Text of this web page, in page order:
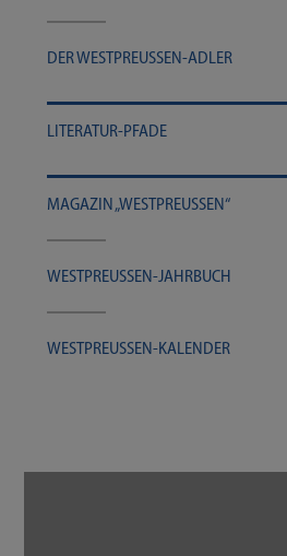
DER WESTPREUSSEN-​​​ADLER
LITERATUR-​​​PFADE
MAGA­ZIN „WEST­PREU­SSEN“
WESTPREUSSEN-​​​JAHRBUCH
WESTPREUSSEN-​​​KALENDER